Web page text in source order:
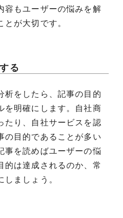
容もユーザーの悩みを解
が大切です。
る
析をしたら、記事の目的
を明確にします。自社商
たり、自社サービスを認
の目的であることが多い
事を読めばユーザーの悩
的は達成されるのか、常
ましょう。